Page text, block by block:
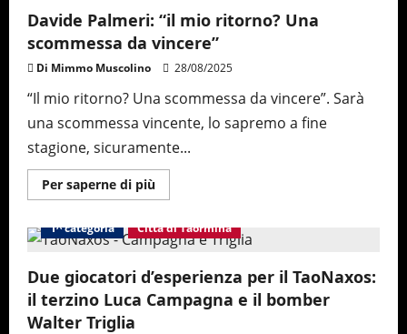
il
TaoNaxos:
Mattia
Manciagli
Davide Palmeri: “il mio ritorno? Una
scommessa da vincere”
Di Mimmo Muscolino 28/08/2025
“Il mio ritorno? Una scommessa da vincere”. Sarà
una scommessa vincente, lo sapremo a fine
stagione, sicuramente...
Per saperne di piùMaggiori
informazioni
Palmeri:
“il
ritorno?
Una
scommessa
da
1^ categoria Città di Taormina
Due giocatori d’esperienza per il TaoNaxos:
il terzino Luca Campagna e il bomber
Walter Triglia